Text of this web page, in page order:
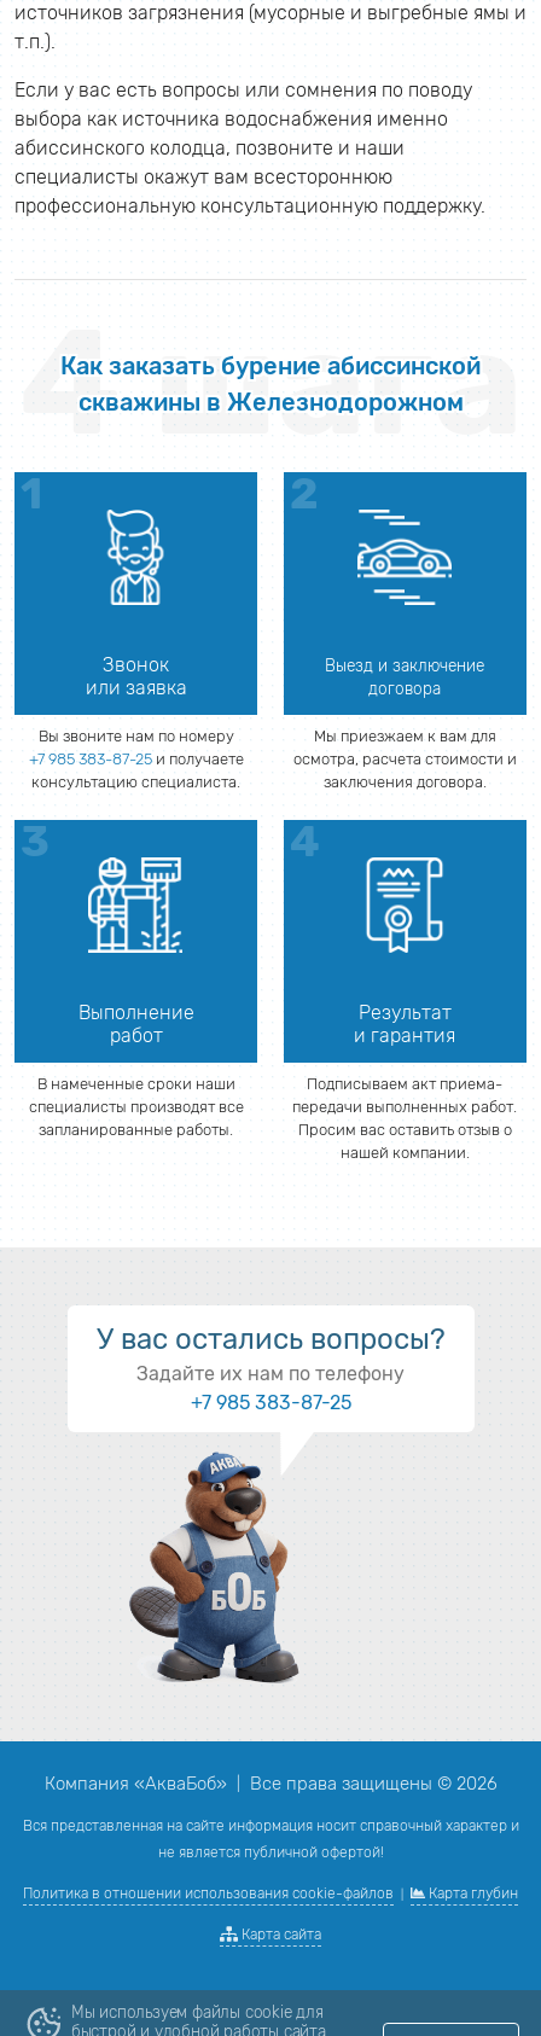
источников загрязнения (мусорные и выгребные ямы и
т.п.).
Если у вас есть вопросы или сомнения по поводу
выбора как источника водоснабжения именно
абиссинского колодца, позвоните и наши
специалисты окажут вам всестороннюю
профессиональную консультационную поддержку.
Как заказать бурение абиссинской
скважины в Железнодорожном
4 шага
Звонок
или заявка
Вы звоните нам по номеру
+7 985 383-87-25и получаете
консультацию специалиста.
Выезд и заключение
договора
Мы приезжаем к вам для
осмотра, расчета стоимости и
заключения договора.
Выполнение
работ
В намеченные сроки наши
специалисты производят все
запланированные работы.
Результат
и гарантия
Подписываем акт приема-
передачи выполненных работ.
Просим вас оставить отзыв о
нашей компании.
У вас остались вопросы?
Задайте их нам по телефону
+7 985 383-87-25
Компания «АкваБоб» Все права защищены © 2026
Вся представленная на сайте информация носит справочный характер и
не является публичной офертой!
Политика в отношении использования cookie-файлов Карта глубин
Карта сайта
Мы используем файлы cookie для
быстрой и удобной работы сайта.